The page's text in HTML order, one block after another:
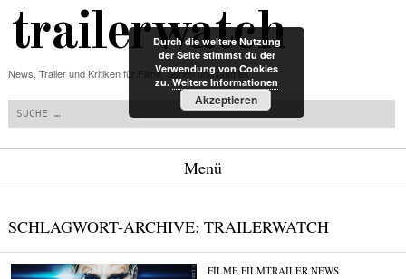
trailerwatch
News, Trailer und Kritiken für Filme, Serien und Games
Menü
SCHLAGWORT-ARCHIVE: TRAILERWATCH
FILME/FILMTRAILER/NEWS
Durch die weitere Nutzung
der Seite stimmst du der
Verwendung von Cookies
zu. Weitere Informationen
Akzeptieren